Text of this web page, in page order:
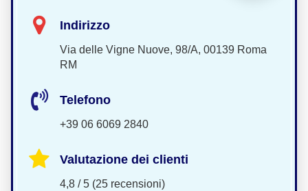
Indirizzo
Via delle Vigne Nuove, 98/A, 00139 Roma
RM
Telefono
+39 06 6069 2840
Valutazione dei clienti
4,8 / 5 (25 recensioni)